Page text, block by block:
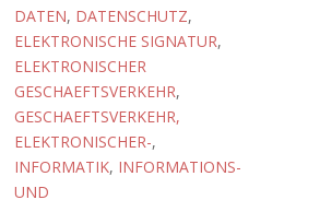
DATEN, DATENSCHUTZ,
ELEKTRONISCHE SIGNATUR,
ELEKTRONISCHER
GESCHAEFTSVERKEHR,
GESCHAEFTSVERKEHR,
ELEKTRONISCHER-,
INFORMATIK, INFORMATIONS-
UND